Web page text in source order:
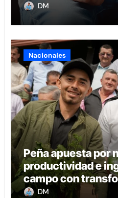
DM
Nacionales
Peña apuesta por
productividad e
campo con
agricultura familiar
DM